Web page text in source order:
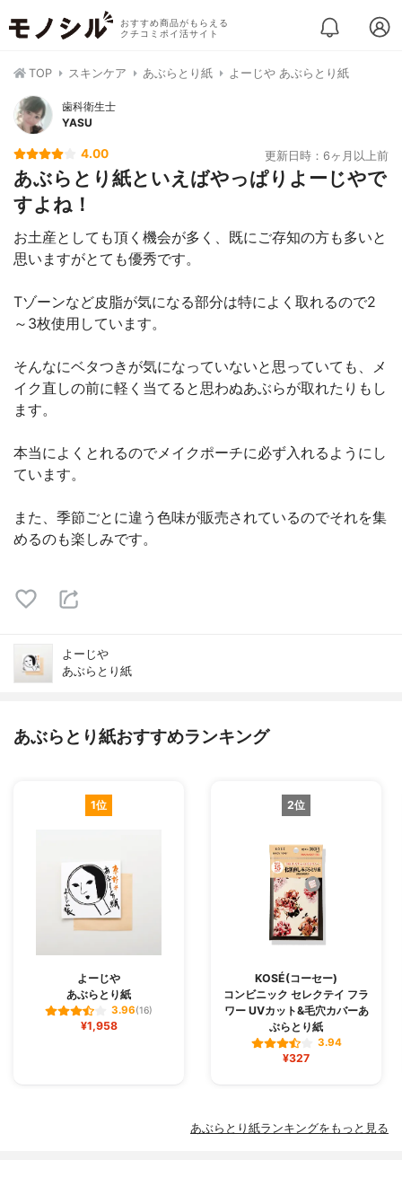
おすすめ商品がもらえる
クチコミポイ活サイト
TOP スキンケア あぶらとり紙 よーじや あぶらとり紙
歯科衛生士
YASU
4.00 更新日時：6ヶ月以上前
あぶらとり紙といえばやっぱりよーじやで
すよね！
お土産としても頂く機会が多く、既にご存知の方も多いと
思いますがとても優秀です。
Tゾーンなど皮脂が気になる部分は特によく取れるので2
～3枚使用しています。
そんなにベタつきが気になっていないと思っていても、メ
イク直しの前に軽く当てると思わぬあぶらが取れたりもし
ます。
本当によくとれるのでメイクポーチに必ず入れるようにし
ています。
また、季節ごとに違う色味が販売されているのでそれを集
めるのも楽しみです。
よーじや
あぶらとり紙
あぶらとり紙おすすめランキング
1位
よーじや
あぶらとり紙
3.96(16)
¥1,958
2位
KOSÉ(コーセー)
コンビニック セレクテイ フラ
ワー UVカット&毛穴カバーあ
ぶらとり紙
3.94
¥327
あぶらとり紙ランキングをもっと見る